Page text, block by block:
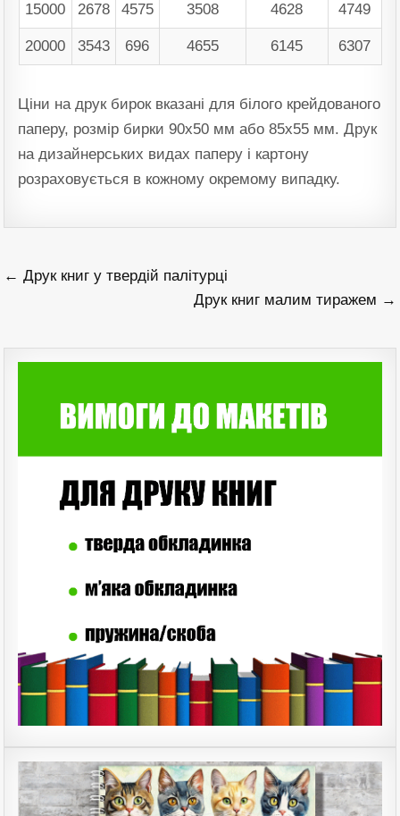
15000 2678 4575 3508 4628 4749
20000 3543 696 4655 6145 6307
Ціни на друк бирок вказані для білого крейдованого
паперу, розмір бирки 90х50 мм або 85х55 мм. Друк
на дизайнерських видах паперу і картону
розраховується в кожному окремому випадку.
Навігація
← Друк книг у твердій палітурці
Друк книг малим тиражем →